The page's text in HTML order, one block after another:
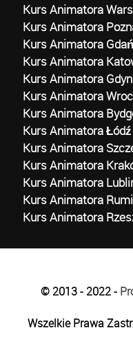
Kurs Animatora
Kurs Animatora
Kurs Animatora
Kurs Animatora
Kurs Animatora
Kurs Animatora
Kurs Animatora
Kurs Animatora Łódź
Kurs Animatora
Kurs Animatora
Kurs Animatora
Kurs Animatora
Kurs Animatora
© 2013 - 2022 -
Wszelkie Prawa